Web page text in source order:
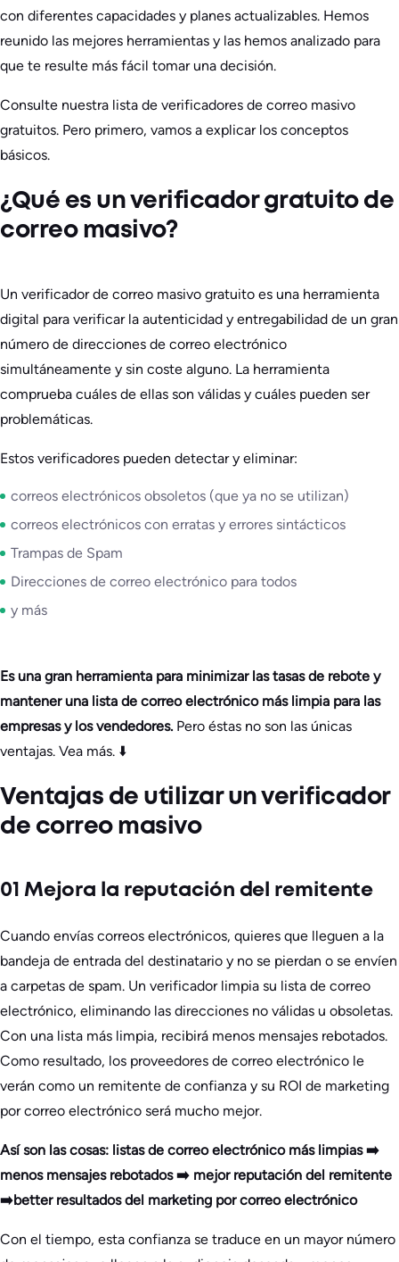
con diferentes capacidades y planes actualizables. Hemos
reunido las mejores herramientas y las hemos analizado para
que te resulte más fácil tomar una decisión.
Consulte nuestra lista de verificadores de correo masivo
gratuitos. Pero primero, vamos a explicar los conceptos
básicos.
¿Qué es un verificador gratuito de
correo masivo?
Un verificador de correo masivo gratuito es una herramienta
digital para verificar la autenticidad y entregabilidad de un gran
número de direcciones de correo electrónico
simultáneamente y sin coste alguno. La herramienta
comprueba cuáles de ellas son válidas y cuáles pueden ser
problemáticas.
Estos verificadores pueden detectar y eliminar:
correos electrónicos obsoletos (que ya no se utilizan)
correos electrónicos con erratas y errores sintácticos
Trampas de Spam
Direcciones de correo electrónico para todos
y más
Es una gran herramienta para minimizar las tasas de rebote y
mantener una lista de correo electrónico más limpia para las
empresas y los vendedores. Pero éstas no son las únicas
ventajas. Vea más. ⬇️
Ventajas de utilizar un verificador
de correo masivo
01 Mejora la reputación del remitente
Cuando envías correos electrónicos, quieres que lleguen a la
bandeja de entrada del destinatario y no se pierdan o se envíen
a carpetas de spam. Un verificador limpia su lista de correo
electrónico, eliminando las direcciones no válidas u obsoletas.
Con una lista más limpia, recibirá menos mensajes rebotados.
Como resultado, los proveedores de correo electrónico le
verán como un remitente de confianza y su ROI de marketing
por correo electrónico será mucho mejor.
Así son las cosas: listas de correo electrónico más limpias ➡️
menos mensajes rebotados ➡️ mejor reputación del remitente
➡️better resultados del marketing por correo electrónico
Con el tiempo, esta confianza se traduce en un mayor número